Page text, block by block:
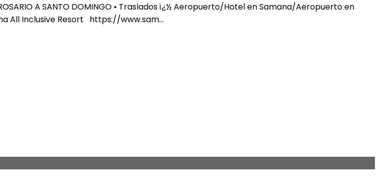
A SANTO DOMINGO • Traslados ï¿½ Aeropuerto/Hotel en Samana/Aeropuerto en
All Inclusive Resort https://www.sam...